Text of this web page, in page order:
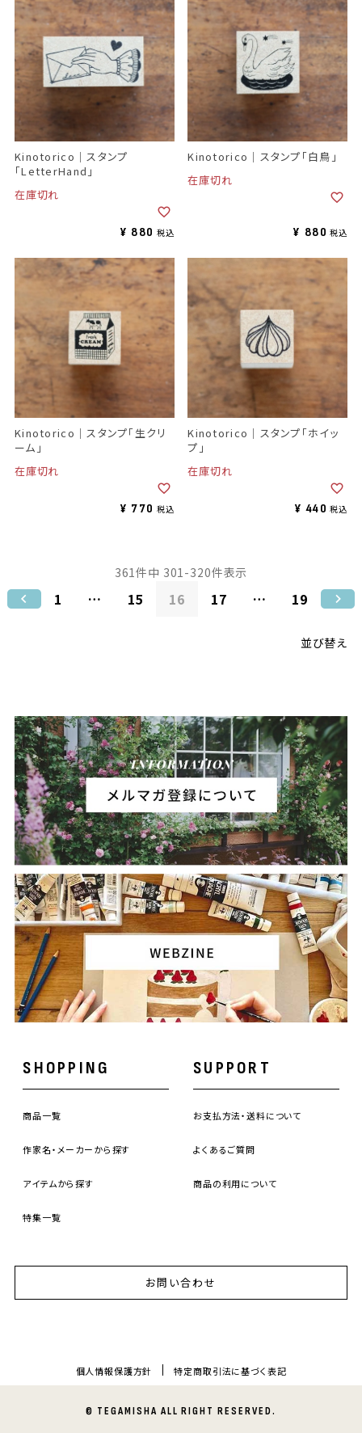
Kinotorico｜スタンプ
「LetterHand」
在庫切れ
¥ 880 税込
Kinotorico｜スタンプ「白鳥」
在庫切れ
¥ 880 税込
Kinotorico｜スタンプ「生クリ
ーム」
在庫切れ
¥ 770 税込
Kinotorico｜スタンプ「ホイッ
プ」
在庫切れ
¥ 440 税込
並び替え
361件中 301 -320件表示
1 … 15 16 17 … 19
SHOPPING
商品一覧
作家名・メーカーから探す
アイテムから探す
特集一覧
SUPPORT
お支払方法・送料について
よくあるご質問
商品の利用について
お問い合わせ
個人情報保護方針 特定商取引法に基づく表記
© TEGAMISHA ALL RIGHT RESERVED.